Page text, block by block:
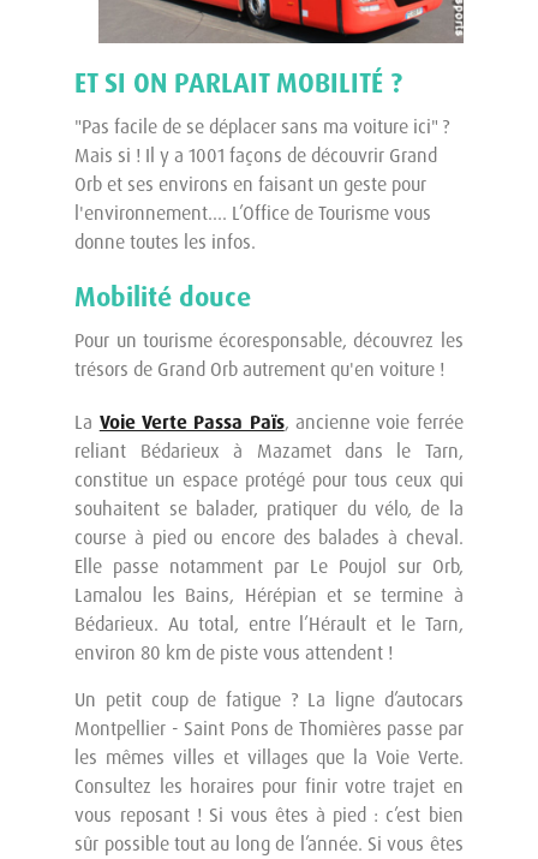
ET SI ON PARLAIT MOBILITÉ ?
"Pas facile de se déplacer sans ma voiture ici" ?
Mais si ! Il y a 1001 façons de découvrir Grand
Orb et ses environs en faisant un geste pour
l'environnement.... L’Office de Tourisme vous
donne toutes les infos.
Mobilité douce
Pour un tourisme écoresponsable, découvrez les
trésors de Grand Orb autrement qu'en voiture !
La Voie Verte Passa Païs, ancienne voie ferrée
reliant Bédarieux à Mazamet dans le Tarn,
constitue un espace protégé pour tous ceux qui
souhaitent se balader, pratiquer du vélo, de la
course à pied ou encore des balades à cheval.
Elle passe notamment par Le Poujol sur Orb,
Lamalou les Bains, Hérépian et se termine à
Bédarieux. Au total, entre l’Hérault et le Tarn,
environ 80 km de piste vous attendent !
Un petit coup de fatigue ? La ligne d’autocars
Montpellier - Saint Pons de Thomières passe par
les mêmes villes et villages que la Voie Verte.
Consultez les horaires pour finir votre trajet en
vous reposant ! Si vous êtes à pied : c’est bien
sûr possible tout au long de l’année. Si vous êtes